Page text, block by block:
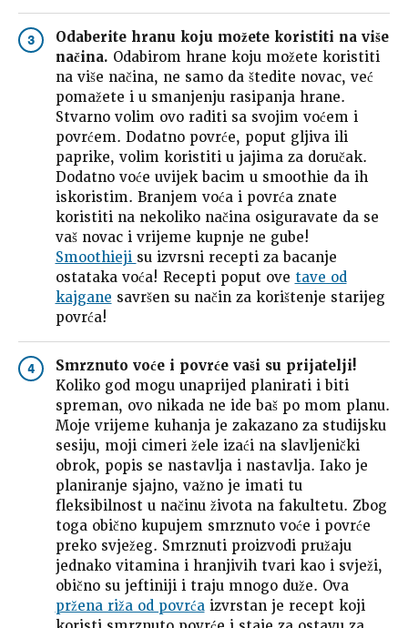
3
Odaberite hranu koju možete koristiti na više
načina. Odabirom hrane koju možete koristiti
na više načina, ne samo da štedite novac, već
pomažete i u smanjenju rasipanja hrane.
Stvarno volim ovo raditi sa svojim voćem i
povrćem. Dodatno povrće, poput gljiva ili
paprike, volim koristiti u jajima za doručak.
Dodatno voće uvijek bacim u smoothie da ih
iskoristim. Branjem voća i povrća znate
koristiti na nekoliko načina osiguravate da se
vaš novac i vrijeme kupnje ne gube!
Smoothieji su izvrsni recepti za bacanje
ostataka voća! Recepti poput ove tave od
kajgane savršen su način za korištenje starijeg
povrća!
4
Smrznuto voće i povrće vaši su prijatelji!
Koliko god mogu unaprijed planirati i biti
spreman, ovo nikada ne ide baš po mom planu.
Moje vrijeme kuhanja je zakazano za studijsku
sesiju, moji cimeri žele izaći na slavljenički
obrok, popis se nastavlja i nastavlja. Iako je
planiranje sjajno, važno je imati tu
fleksibilnost u načinu života na fakultetu. Zbog
toga obično kupujem smrznuto voće i povrće
preko svježeg. Smrznuti proizvodi pružaju
jednako vitamina i hranjivih tvari kao i svježi,
obično su jeftiniji i traju mnogo duže. Ova
pržena riža od povrćaizvrstan je recept koji